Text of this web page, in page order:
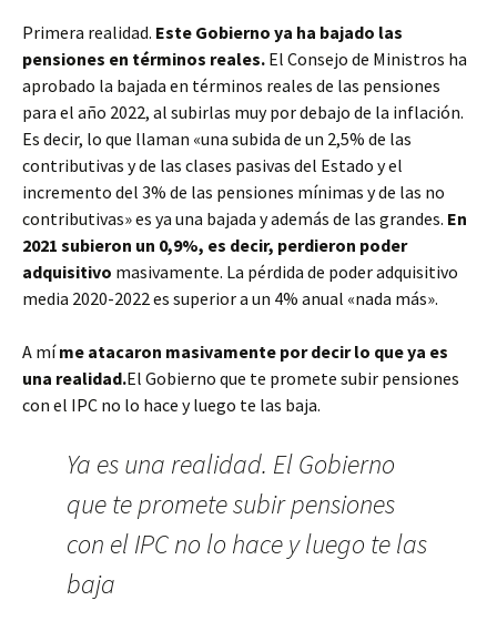
Primera realidad. Este Gobierno ya ha bajado las
pensiones en términos reales. El Consejo de Ministros ha
aprobado la bajada en términos reales de las pensiones
para el año 2022, al subirlas muy por debajo de la inflación.
Es decir, lo que llaman «una subida de un 2,5% de las
contributivas y de las clases pasivas del Estado y el
incremento del 3% de las pensiones mínimas y de las no
contributivas» es ya una bajada y además de las grandes. En
2021 subieron un 0,9%, es decir, perdieron poder
adquisitivo masivamente. La pérdida de poder adquisitivo
media 2020-2022 es superior a un 4% anual «nada más».
A míme atacaron masivamente por decir lo que ya es
una realidad.El Gobierno que te promete subir pensiones
con el IPC no lo hace y luego te las baja.
Ya es una realidad. El Gobierno
que te promete subir pensiones
con el IPC no lo hace y luego te las
baja